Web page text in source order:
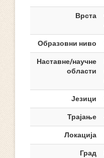
Врста
Образовни ниво
Наставне/научне
области
Језици
Трајање
Локација
Град